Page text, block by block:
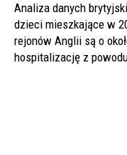
Analiza danych
dzieci mieszkające w
rejonów Anglii są o
hospitalizację z